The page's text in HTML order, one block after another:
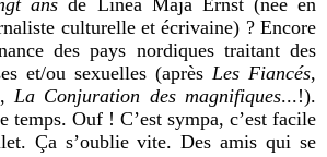
culturelle et écrivaine) ? Encore
des pays nordiques traitant des
et/ou sexuelles (après Les Fiancés,
, La Conjuration des magnifiques...!).
temps. Ouf ! C’est sympa, c’est facile
Ça s’oublie vite. Des amis qui se